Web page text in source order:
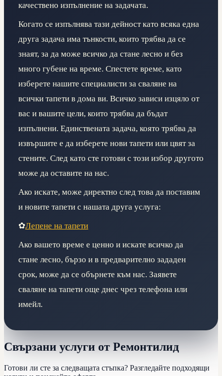
качествено изпълнение на задачата.
Когато се изпълнява тази дейност като всяка една
друга задача има тънкости, които трябва да се
знаят, за да може всичко да стане лесно и без
много губене на време. Спестете време, като
изберете нашите специалисти за сваляне на
всички тапети в дома ви. Всичко зависи изцяло от
вас и вашите цели, които трябва да бъдат
изпълнени. Единствената задача, която трябва да
извършите е да изберете нови тапети или цвят за
стените. След като сте готови с този избор другото
може да оставите на нас.
Ако искате, може директно след това да поставим
и новите тапети с нашата друга услуга:
✿Лепене на тапети
Ако вашето време е ценно и искате всичко да
стане лесно, бързо и в предварително зададен
срок, може да се обърнете към нас. Заявете
сваляне на тапети още днес чрез телефона или
имейл.
Свързани услуги от Ремонтилид
Готови ли сте за следващата стъпка? Разгледайте подходящи